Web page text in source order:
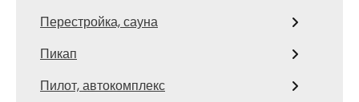
Перестройка, сауна
Пикап
Пилот, автокомплекс